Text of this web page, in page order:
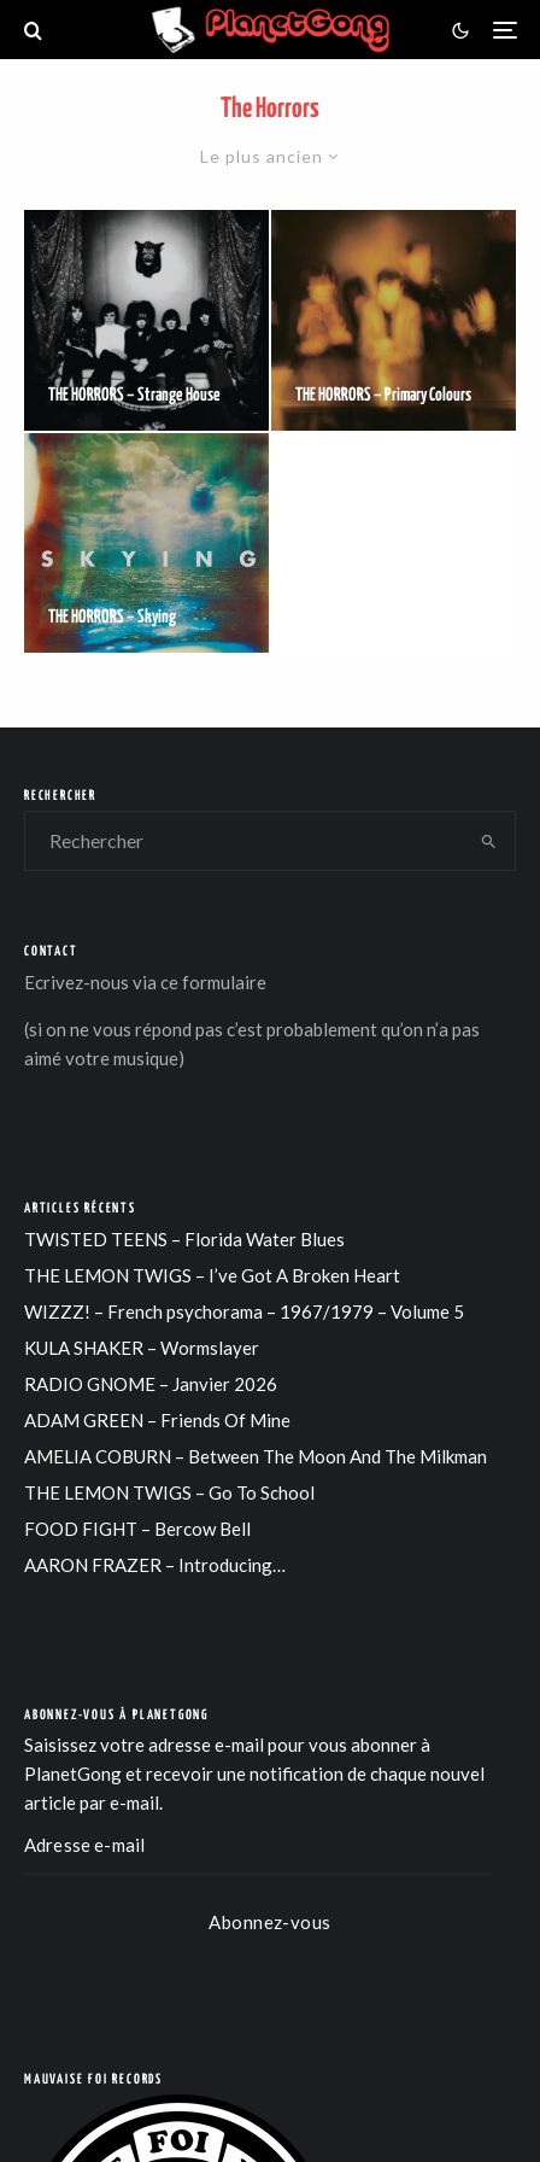
The Horrors
Le plus ancien
THE HORRORS – Strange House THE HORRORS – Primary Colours
THE HORRORS – Skying
RECHERCHER
CONTACT
Ecrivez-nous via ce formulaire
(si on ne vous répond pas c’est probablement qu’on n’a pas
aimé votre musique)
ARTICLES RÉCENTS
TWISTED TEENS – Florida Water Blues
THE LEMON TWIGS – I’ve Got A Broken Heart
WIZZZ! – French psychorama – 1967/1979 – Volume 5
KULA SHAKER – Wormslayer
RADIO GNOME – Janvier 2026
ADAM GREEN – Friends Of Mine
AMELIA COBURN – Between The Moon And The Milkman
THE LEMON TWIGS – Go To School
FOOD FIGHT – Bercow Bell
AARON FRAZER – Introducing…
ABONNEZ-VOUS À PLANETGONG
Saisissez votre adresse e-mail pour vous abonner à
PlanetGong et recevoir une notification de chaque nouvel
article par e-mail.
Abonnez-vous
MAUVAISE FOI RECORDS